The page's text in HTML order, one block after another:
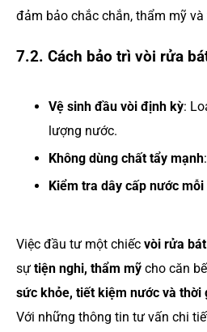
đảm bảo chắc chắn, thẩm mỹ và
7.2. Cách bảo trì vòi rửa
Vệ sinh đầu vòi định kỳ:
lượng nước.
Không dùng chất tẩy mạnh
Kiểm tra dây cấp nước
Việc đầu tư một chiếc vòi rửa
sự tiện nghi, thẩm mỹ cho căn
sức khỏe, tiết kiệm nước và thời
Với những thông tin tư vấn chi